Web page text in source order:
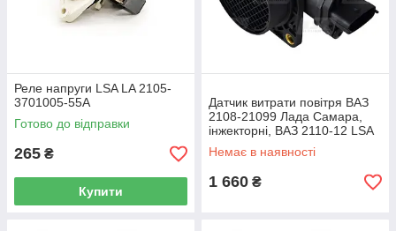
Реле напруги LSA LA 2105-
3701005-55A
Готово до відправки
265 ₴
Купити
Датчик витрати повітря ВАЗ
2108-21099 Лада Самара,
інжекторні, ВАЗ 2110-12 LSA
LA 21083-1130010
Немає в наявності
1 660 ₴